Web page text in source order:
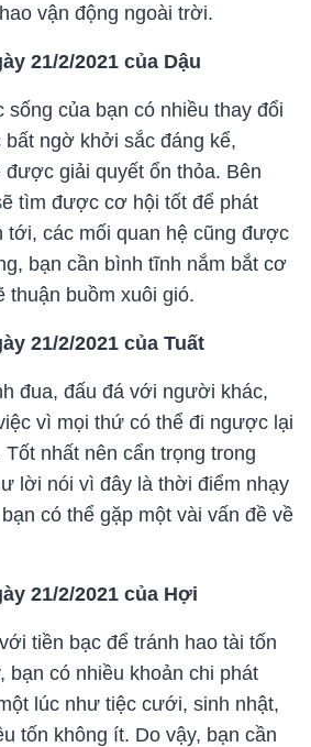
vận động ngoài trời.
21/2/2021 của Dậu
sống của bạn có nhiều thay đổi
ngờ khởi sắc đáng kể,
giải quyết ổn thỏa. Bên
tìm được cơ hội tốt để phát
tới, các mối quan hệ cũng được
bạn cần bình tĩnh nắm bắt cơ
thuận buồm xuôi gió.
21/2/2021 của Tuất
đua, đấu đá với người khác,
vì mọi thứ có thể đi ngược lại
nhất nên cẩn trọng trong
lời nói vì đây là thời điểm nhạy
có thể gặp một vài vấn đề về
21/2/2021 của Hợi
tiền bạc để tránh hao tài tốn
bạn có nhiều khoản chi phát
lúc như tiệc cưới, sinh nhật,
tốn không ít. Do vậy, bạn cần